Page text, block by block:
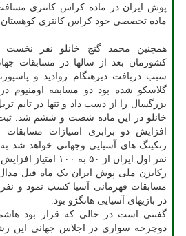
پوش ایران در ماده کراس کانتری
ماده تخصصی خود کراس کانتری
همچنین محمد گنج خانلو نفر نخست
کشورمان بعد از سالها در مسابقات
گلاسکو شده بود دو مسابقه اومنیوم
بزرگسال را از دست داد و تنها در تایم
خانلو در این ماده شصت و ششم شد. ثبت
افزایش دو برابری امتیازات
رنکینگ های آسیایی وجهانی خواهد شد به
نفر اول ایران از ۵۰ به ۱۰۰ امتیاز افزایش پیدا کرد.
رکابزن ملی پوش ایران یک ماه قبل مدال
مسابقات قهرمانی آسیا کسب نمود و
در بازیهای آسیایی هانگژو بود.
گفتنی است در حالی که قرار بود
دوچرخه سواری در اجلاس جهانی این